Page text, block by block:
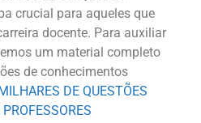
crucial para aqueles que
docente. Para auxiliar
um material completo
de conhecimentos
MILHARES DE QUESTÕES